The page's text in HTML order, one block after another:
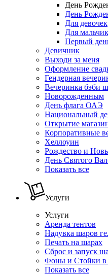
День
День
Для девочек
Для
Первый
Девичник
Выходи за меня
Оформление
Гендерная
Вечеринка бэби
Новорожденным
День флага ОАЭ
Национальный
Открытие
Корпоративные
Хеллоуин
Рождество и
День Святого
Показать все
Услуги
Услуги
Аренда тентов
Надувка шаров
Печать на шарах
Сброс и запуск
Фоны и Стойки в
Показать все